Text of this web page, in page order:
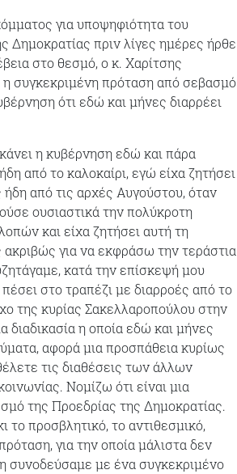
για υποψηφιότητα του
πριν λίγες ημέρες ήρθε
στο θεσμό, ο κ. Χαρίτσης
συγκεκριμένη πρόταση από σεβασμό
ότι εδώ και μήνες διαρρέει
η κυβέρνηση εδώ και πάρα
από το καλοκαίρι, εγώ είχα ζητήσει
από τις αρχές Αυγούστου, όταν
ουσιαστικά την πολύκροτη
και είχα ζητήσει αυτή τη
για να εκφράσω την τεράστια
κατά την επίσκεψή μου
στο τραπέζι με διαρροές από το
της κυρίας Σακελλαροπούλου στην
η οποία εδώ και μήνες
αφορά μια προσπάθεια κυρίως
τις διαθέσεις των άλλων
Νομίζω ότι είναι μια
της Προεδρίας της Δημοκρατίας.
το προσβλητικό, το αντιθεσμικό,
για την οποία μάλιστα δεν
συνοδεύσαμε με ένα συγκεκριμένο